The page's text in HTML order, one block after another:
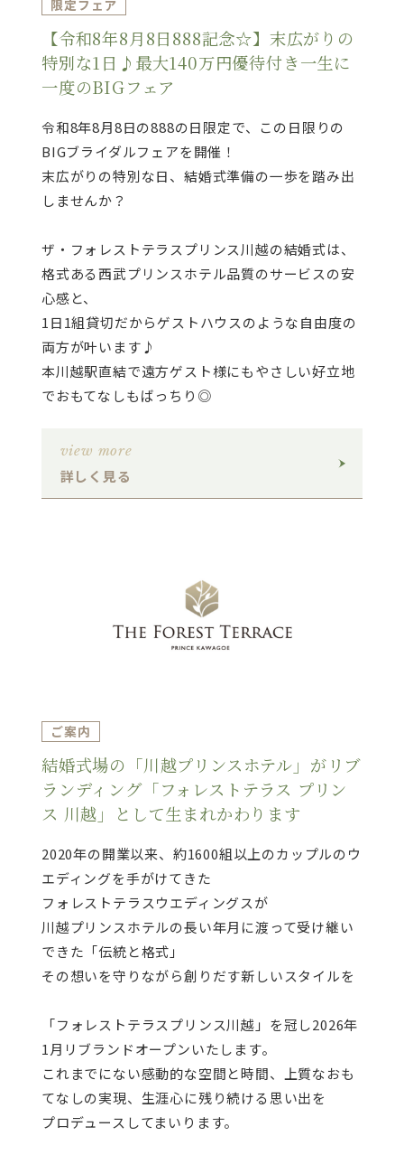
限定フェア
【令和8年8月8日888記念☆】末広がりの
特別な1日♪最大140万円優待付き一生に
一度のBIGフェア
令和8年8月8日の888の日限定で、この日限りの
BIGブライダルフェアを開催！
末広がりの特別な日、結婚式準備の一歩を踏み出
しませんか？
ザ・フォレストテラスプリンス川越の結婚式は、
格式ある西武プリンスホテル品質のサービスの安
心感と、
1日1組貸切だからゲストハウスのような自由度の
両方が叶います♪
本川越駅直結で遠方ゲスト様にもやさしい好立地
でおもてなしもばっちり◎
view more
詳しく見る
ご案内
結婚式場の「川越プリンスホテル」がリブ
ランディング「フォレストテラス プリン
ス 川越」として生まれかわります
2020年の開業以来、約1600組以上のカップルのウ
エディングを手がけてきた
フォレストテラスウエディングスが
川越プリンスホテルの長い年月に渡って受け継い
できた「伝統と格式」
その想いを守りながら創りだす新しいスタイルを
「フォレストテラスプリンス川越」を冠し2026年
1月リブランドオープンいたします。
これまでにない感動的な空間と時間、上質なおも
てなしの実現、生涯心に残り続ける思い出を
プロデュースしてまいります。